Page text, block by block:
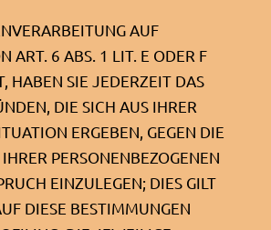
AUF
ART. 6 ABS. 1 LIT. E ODER F
HABEN SIE JEDERZEIT DAS
DIE SICH AUS IHRER
ERGEBEN, GEGEN DIE
PERSONENBEZOGENEN
EINZULEGEN; DIES GILT
DIESE BESTIMMUNGEN